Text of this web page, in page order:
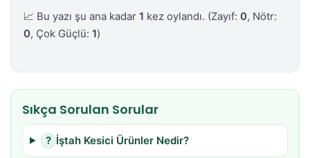
📈 Bu yazı şu ana kadar 1 kez oylandı. (Zayıf: 0, Nötr:
0, Çok Güçlü: 1)
Sıkça Sorulan Sorular
? İştah Kesici Ürünler Nedir?